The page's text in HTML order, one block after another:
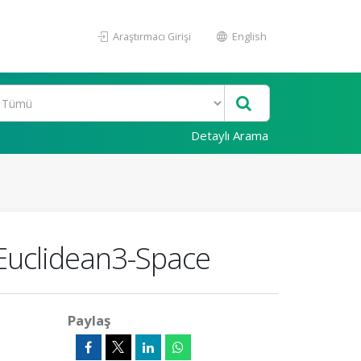
Araştırmacı Girişi English
Detaylı Arama
Space
Paylaş